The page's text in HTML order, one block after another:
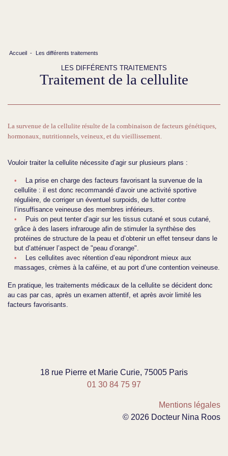
Accueil - Les différents traitements
LES DIFFÉRENTS TRAITEMENTS
Traitement de la cellulite
La survenue de la cellulite résulte de la combinaison de facteurs génétiques,
hormonaux, nutritionnels, veineux, et du vieillissement.
Vouloir traiter la cellulite nécessite d’agir sur plusieurs plans :
La prise en charge des facteurs favorisant la survenue de la
cellulite : il est donc recommandé d’avoir une activité sportive
régulière, de corriger un éventuel surpoids, de lutter contre
l’insuffisance veineuse des membres inférieurs.
Puis on peut tenter d’agir sur les tissus cutané et sous cutané,
grâce à des lasers infrarouge afin de stimuler la synthèse des
protéines de structure de la peau et d’obtenir un effet tenseur dans le
but d’atténuer l’aspect de "peau d’orange".
Les cellulites avec rétention d’eau répondront mieux aux
massages, crèmes à la caféine, et au port d’une contention veineuse.
En pratique, les traitements médicaux de la cellulite se décident donc
au cas par cas, après un examen attentif, et après avoir limité les
facteurs favorisants.
18 rue Pierre et Marie Curie, 75005 Paris
01 30 84 75 97
Mentions légales
© 2026 Docteur Nina Roos